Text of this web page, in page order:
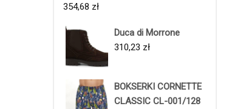
354,68 zł
Duca di Morrone
310,23 zł
BOKSERKI CORNETTE
CLASSIC CL-001/128